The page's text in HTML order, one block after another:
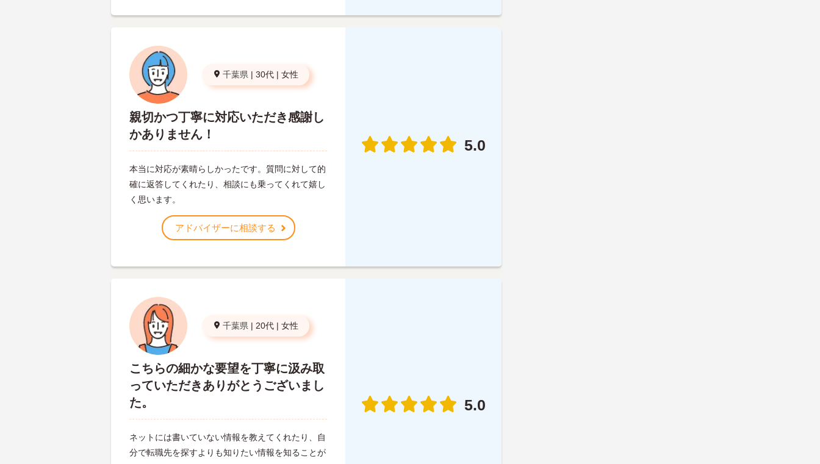
千葉県 | 30代 | 女性
親切かつ丁寧に対応いただき感謝し
かありません！
本当に対応が素晴らしかったです。質問に対して的
確に返答してくれたり、相談にも乗ってくれて嬉し
く思います。
アドバイザーに相談する
5.0
千葉県 | 20代 | 女性
こちらの細かな要望を丁寧に汲み取
っていただきありがとうございまし
た。
ネットには書いていない情報を教えてくれたり、自
分で転職先を探すよりも知りたい情報を知ることが
5.0